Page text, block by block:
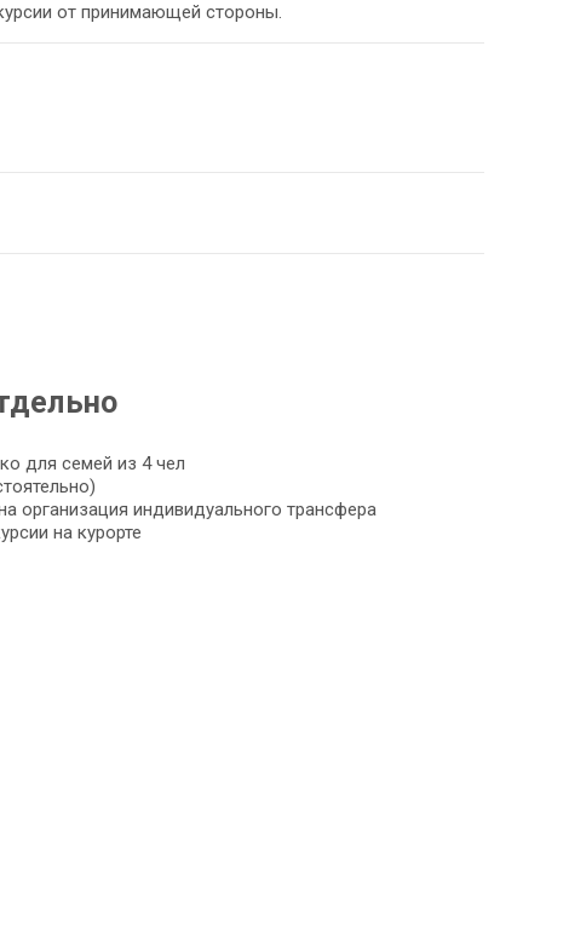
от принимающей стороны.
для семей из 4 чел
организация индивидуального трансфера
на курорте